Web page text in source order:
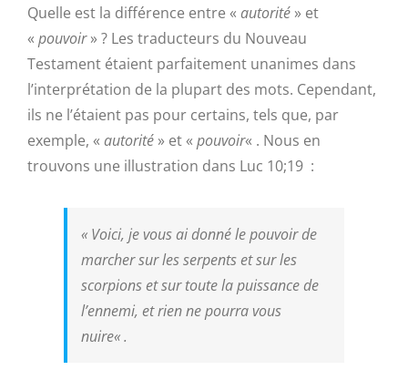
Quelle est la différence entre « autorité » et
« pouvoir» ? Les traducteurs du Nouveau
Testament étaient parfaitement unanimes dans
l’interprétation de la plupart des mots. Cependant,
ils ne l’étaient pas pour certains, tels que, par
exemple, « autorité » et « pouvoir« . Nous en
trouvons une illustration dans Luc 10;19 :
« Voici, je vous ai donné le pouvoir de
marcher sur les serpents et sur les
scorpions et sur toute la puissance de
l’ennemi, et rien ne pourra vous
nuire« .